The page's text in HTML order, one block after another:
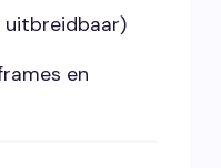
uitbreidbaar)
en